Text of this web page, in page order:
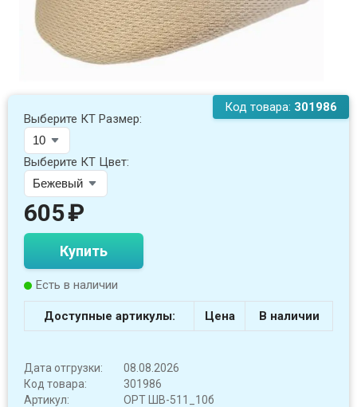
Код товара: 301986
Выберите КТ Размер:
Выберите КТ Цвет:
605₽
Купить
Есть в наличии
Доступные артикулы: Цена В наличии
Дата отгрузки:
08.08.2026
Код товара:
301986
Артикул:
OPT ШВ-511_10б